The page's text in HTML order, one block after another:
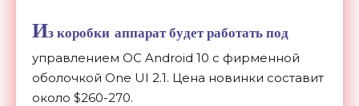
Из коробки аппарат будет работать под
управлением ОС Android 10 с фирменной
оболочкой One UI 2.1. Цена новинки составит
около $260-270.